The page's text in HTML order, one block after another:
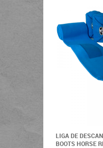
LIGA DE
BOOTS HORSE